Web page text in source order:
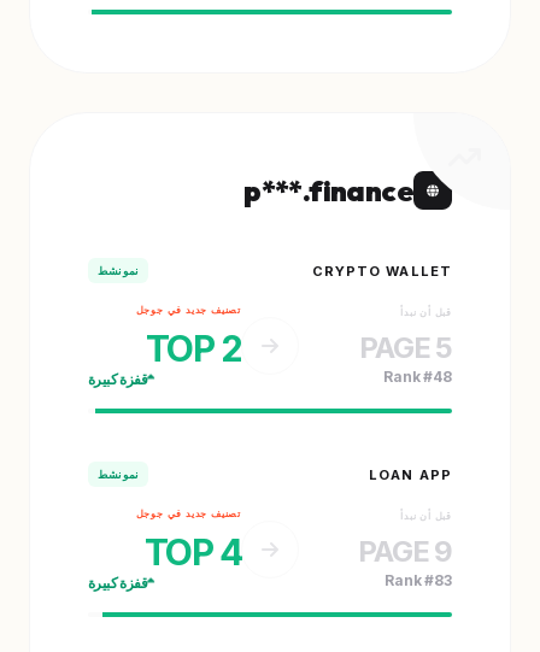
p***.finance
CRYPTO WALLET نمو نشط
قبل أن نبدأ
PAGE 5
Rank #48
تصنيف جديد في جوجل
TOP 2
قفزة كبيرة
LOAN APP نمو نشط
قبل أن نبدأ
PAGE 9
Rank #83
تصنيف جديد في جوجل
TOP 4
قفزة كبيرة